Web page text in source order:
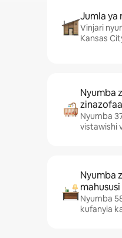
Jumla ya
Vinjari
Kansas
Nyumba
Nyumba
vistawishi
Nyumba
Nyumba
kufanyia